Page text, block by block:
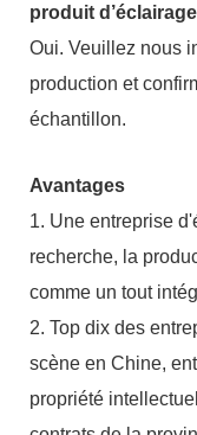
produit
Oui. Veuillez nous
production et
échantillon.
Avantages
1. Une entreprise
recherche, la
comme un tout
2. Top dix des
scène en Chine,
propriété